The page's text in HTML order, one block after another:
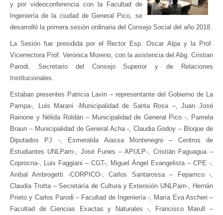
Facultades
Contacto
Seguínos
y por videoconferencia con la Facultad de
Ingeniería de la ciudad de General Pico, se
desarrolló la primera sesión ordinaria del Consejo Social del año 2018.
La Sesión fue presidida por el Rector Esp. Oscar Alpa y la Prof.
Vicerrectora Prof. Verónica Moreno, con la asistencia del Abg. Cristian
Parodi, Secretario del Consejo Superior y de Relaciones
Institucionales.
Estaban presentes Patricia Lavin – representante del Gobierno de La
Pampa-, Luis Marani -Municipalidad de Santa Rosa –, Juan José
Rainone y Nélida Roldán – Municipalidad de General Pico -, Pamela
Braun – Municipalidad de General Acha -, Claudia Godoy – Bloque de
Diputados PJ -, Esmeralda Aiassa Montenegro – Centros de
Estudiantes UNLPam-, José Funes – APULP-, Cristián Faguagua –
Coprocna-, Luis Faggiani – CGT-, Miguel Ángel Evangelista – CPE -,
Anibal Ambrogetti -CORPICO-, Carlos Santarossa – Fepamco -,
Claudia Trotta – Secretaría de Cultura y Extensión UNLPam-, Hernán
Prieto y Carlos Parodi – Facultad de Ingeniería -, María Eva Ascheri –
Facultad de Ciencias Exactas y Naturales -, Francisco Marull –